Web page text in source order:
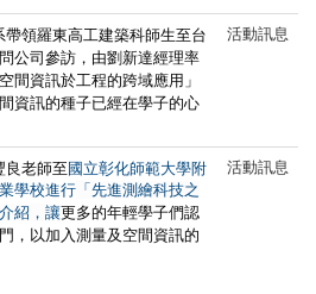
帶領羅東高工建築科師生至台
公司參訪，由劉新達經理率
間資訊於工程的跨域應用」
資訊的種子已經在學子的心
活動訊息
良老師至國立彰化師範大學附
學校進行 「先進測繪科技之
紹，讓更多的年輕學子們認
，以加入測量及空間資訊的
活動訊息